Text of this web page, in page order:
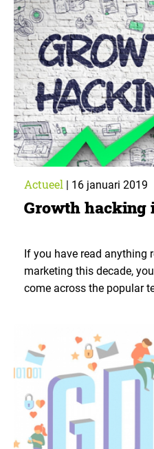
future.
Actueel | 16 januari 2019
Growth hacking
If you have read anything
marketing this decade,
come across the popular
how to become a more
centric organisation.